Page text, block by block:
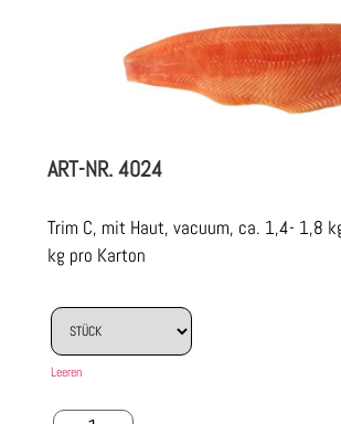
ART-NR.4024
Trim C, mit Haut, vacuum, ca. 1,4- 1,8
kg pro Karton
Leeren